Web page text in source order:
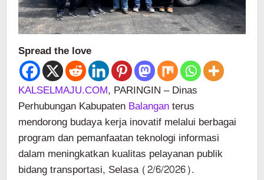
Spread the love
KALSELMAJU.COM, PARINGIN – Dinas
Perhubungan KabupatenBalanganterus
mendorong budaya kerja inovatif melalui berbagai
program dan pemanfaatan teknologi informasi
dalam meningkatkan kualitas pelayanan publik
bidang transportasi, Selasa (2/6/2026).